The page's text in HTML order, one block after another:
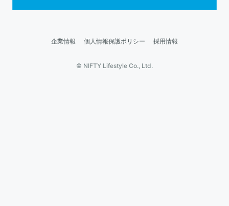
企業情報 個人情報保護ポリシー 採用情報
© NIFTY Lifestyle Co., Ltd.